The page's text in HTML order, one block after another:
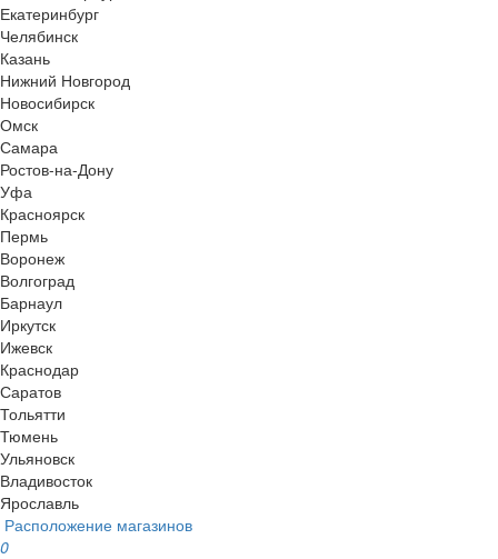
Екатеринбург
Челябинск
Казань
Нижний Новгород
Новосибирск
Омск
Самара
Ростов-на-Дону
Уфа
Красноярск
Пермь
Воронеж
Волгоград
Барнаул
Иркутск
Ижевск
Краснодар
Саратов
Тольятти
Тюмень
Ульяновск
Владивосток
Ярославль
Расположение магазинов
0